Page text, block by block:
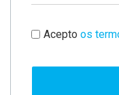
Acepto os